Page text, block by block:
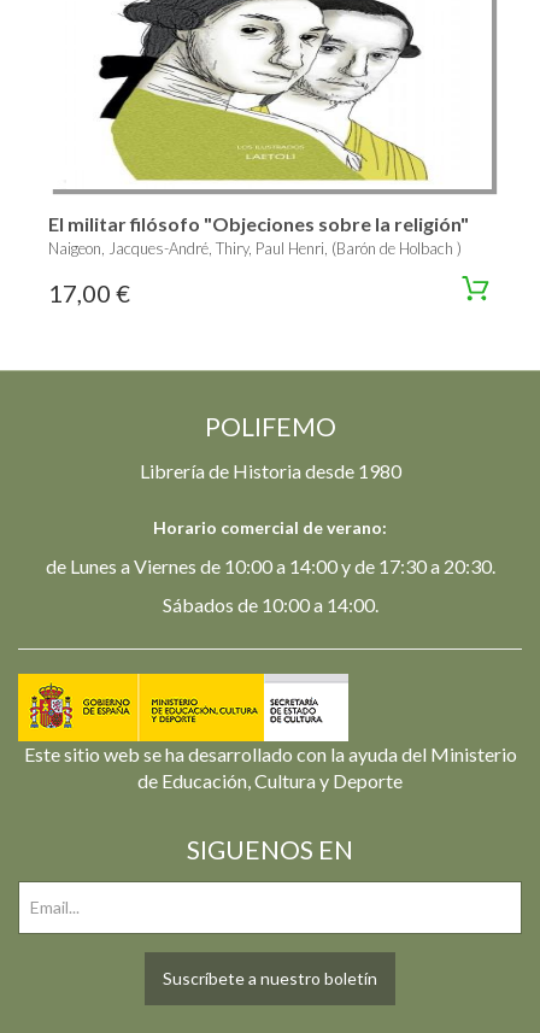
El militar filósofo "Objeciones sobre la religión"
Naigeon, Jacques-André, Thiry, Paul Henri, (Barón de Holbach )
17,00 €
POLIFEMO
Librería de Historia desde 1980
Horario comercial de verano:
de Lunes a Viernes de 10:00 a 14:00 y de 17:30 a 20:30.
Sábados de 10:00 a 14:00.
Este sitio web se ha desarrollado con la ayuda del Ministerio
de Educación, Cultura y Deporte
SIGUENOS EN
Suscríbete a nuestro boletín